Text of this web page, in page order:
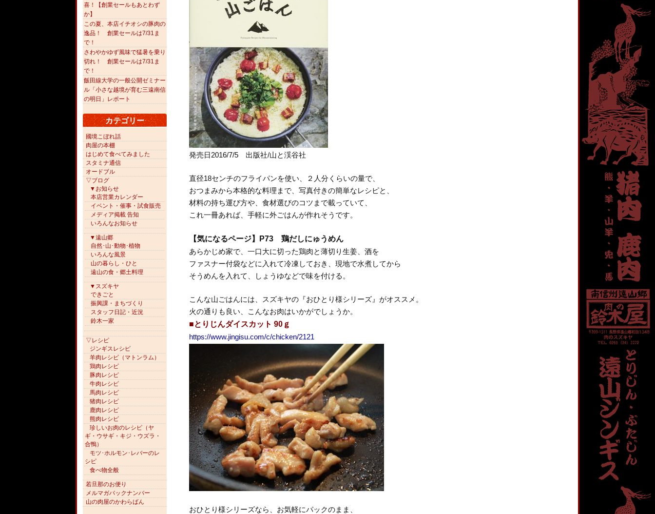
発売日2016/7/5 出版社/山と渓谷社
直径18センチのフライパンを使い、２人分くらいの量で、
おつまみから本格的な料理まで、写真付きの簡単なレシピと、
材料の持ち運び方や、食材選びのコツまで載っていて、
これ一冊あれば、手軽に外ごはんが作れそうです。
【気になるページ】P73 鶏だしにゅうめん
あらかじめ家で、一口大に切った鶏肉と薄切り生姜、酒を
ファスナー付袋などに入れて冷凍しておき、現地で水煮してから
そうめんを入れて、しょうゆなどで味を付ける。
こんな山ごはんには、スズキヤの『おひとり様シリーズ』がオススメ。
火の通りも良い、こんなお肉はいかがでしょうか。
■とりじんダイスカット 90ｇ
https://www.jingisu.com/c/chicken/2121
おひとり様シリーズなら、お気軽にパックのまま、
喜！【創業セールもあとわず
か】
この夏、本店イチオシの豚肉の
逸品！ 創業セールは7/31ま
で！
さわやかゆず風味で猛暑を乗り
切れ！ 創業セールは7/31ま
で！
飯田線大学の一般公開ゼミナー
ル「小さな越境が育む三遠南信
の明日」レポート
カテゴリー
國境こぼれ話
肉屋の本棚
はじめて食べてみました
スタミナ通信
オードブル
▽ブログ
▼お知らせ
本店営業カレンダー
イベント・催事・試食販売
メディア掲載 告知
いろんなお知らせ
▼遠山郷
自然･山･動物･植物
いろんな風景
山の暮らし・ひと
遠山の食・郷土料理
▼スズキヤ
できごと
振興課・まちづくり
スタッフ日記・近況
鈴木一家
▽レシピ
ジンギスレシピ
羊肉レシピ（マトンラム）
鶏肉レシピ
豚肉レシピ
牛肉レシピ
馬肉レシピ
猪肉レシピ
鹿肉レシピ
熊肉レシピ
珍しいお肉のレシピ（ヤ
ギ・ウサギ・キジ・ウズラ・
合鴨）
モツ･ホルモン･レバーのレ
シピ
食べ物全般
若旦那のお便り
メルマガバックナンバー
山の肉屋のかわらばん